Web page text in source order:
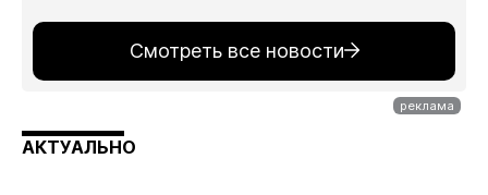
Смотреть все новости
АКТУАЛЬНО